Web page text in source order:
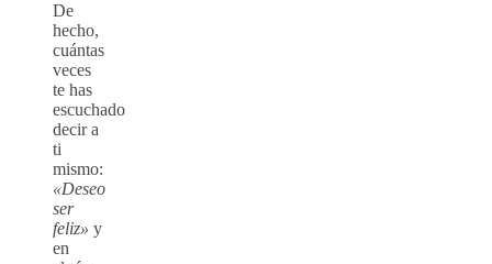
De
hecho,
cuántas
veces
te has
escuchado
decir a
ti
mismo:
«Deseo
ser
feliz» y
en